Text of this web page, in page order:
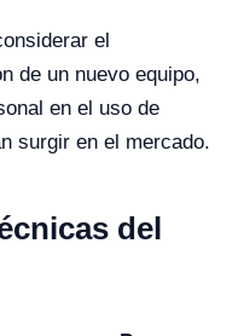
el
de un nuevo equipo,
en el uso de
surgir en el mercado.
del